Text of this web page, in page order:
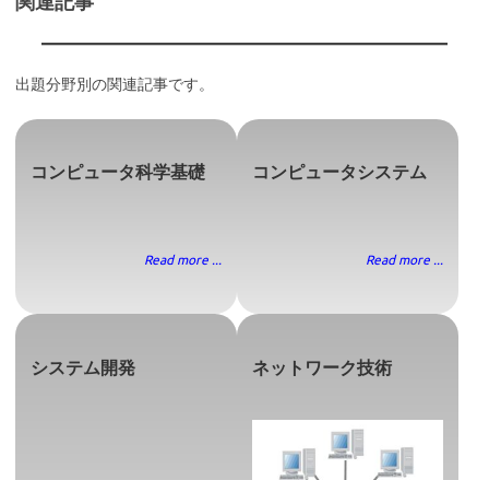
出題分野別の関連記事です。
コンピュータ科学基礎
Read more ...
コンピュータシステム
Read more ...
システム開発 ネットワーク技術